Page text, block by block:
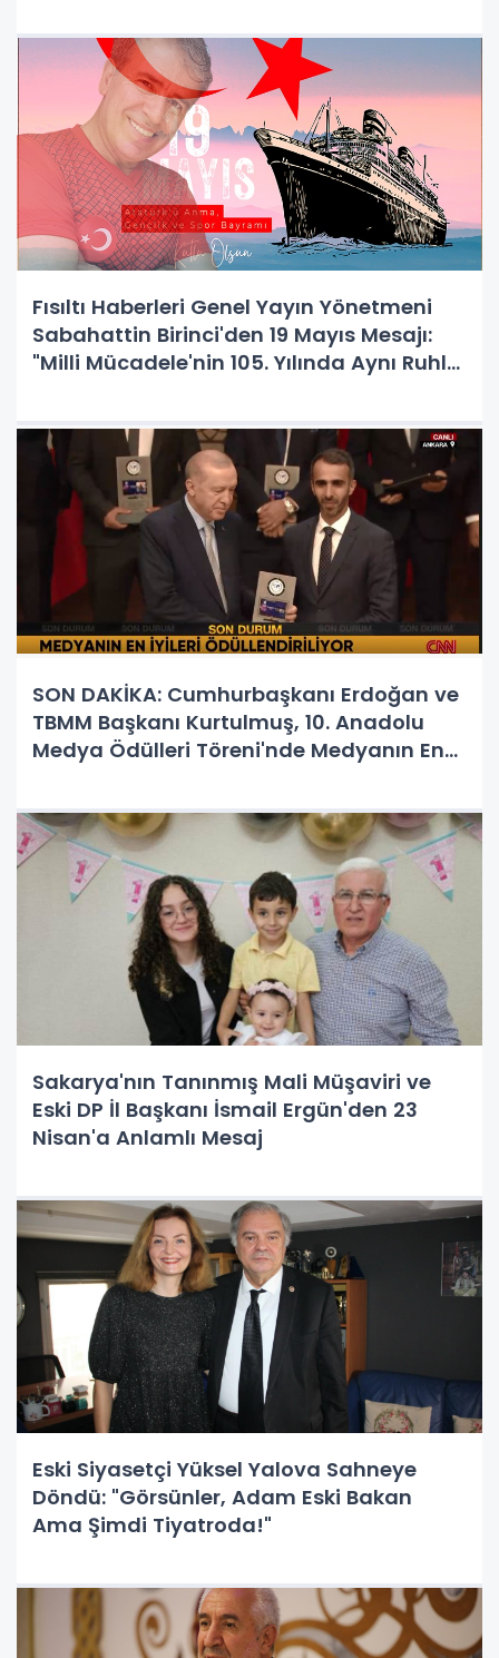
Fısıltı Haberleri Genel Yayın Yönetmeni
Sabahattin Birinci'den 19 Mayıs Mesajı:
"Milli Mücadele'nin 105. Yılında Aynı Ruhla
SON DAKİKA: Cumhurbaşkanı Erdoğan ve
TBMM Başkanı Kurtulmuş, 10. Anadolu
Medya Ödülleri Töreni'nde Medyanın En
Sakarya'nın Tanınmış Mali Müşaviri ve
Eski DP İl Başkanı İsmail Ergün'den 23
Nisan'a Anlamlı Mesaj
Eski Siyasetçi Yüksel Yalova Sahneye
Döndü: "Görsünler, Adam Eski Bakan
Ama Şimdi Tiyatroda!"